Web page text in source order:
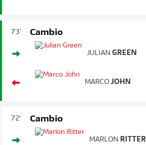
73' Cambio
JULIAN GREEN
MARCO JOHN
72' Cambio
MARLON RITTER